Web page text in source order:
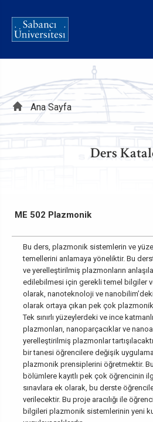
Sayfa
yolu
Ana Sayfa
Ders
ME 502 Plazmonik
Bu ders, plazmonik sistemlerin ve
temellerini anlamaya yöneliktir. Bu
ve yerelleştirilmiş plazmonların
edilebilmesi için gerekli temel bilgiler
olarak, nanoteknoloji ve
olarak ortaya çıkan pek çok plazmonik
Tek sınırlı yüzeylerdeki ve ince
plazmonları, nanoparçacıklar ve
yerelleştirilmiş plazmonlar
bir tanesi öğrencilere değişik
plazmonik prensiplerini öğretmektir.
bölümlere kayıtlı pek çok öğrencinin
sınavlara ek olarak, bu derste
verilecektir. Bu proje aracılığı ile
bilgileri plazmonik sistemlerinin yeni